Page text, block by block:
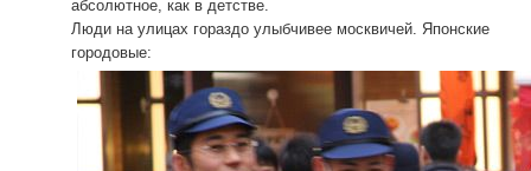
абсолютное, как в детстве.
Люди на улицах гораздо улыбчивее москвичей. Японские
городовые: